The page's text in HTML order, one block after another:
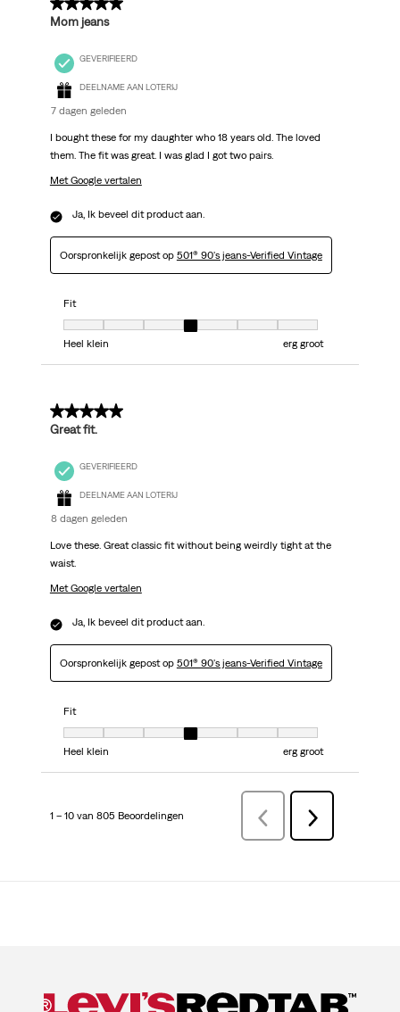
5 van 5 sterren.
Mom jeans
GEVERIFIEERD
DEELNAME AAN LOTERIJ
7 dagen geleden
I bought these for my daughter who 18 years old. The loved
them. The fit was great. I was glad I got two pairs.
Met Google vertalen
Ja, Ik beveel dit product aan.
Oorspronkelijk gepost op 501® 90's jeans-Verified Vintage
Fit
Fit, 4 van 7, waarbij 1 gelijk is aan Heel klein en 7 gelijk is aan erg groot
Heel klein
erg groot
5 van 5 sterren.
Great fit.
GEVERIFIEERD
DEELNAME AAN LOTERIJ
8 dagen geleden
Love these. Great classic fit without being weirdly tight at the
waist.
Met Google vertalen
Ja, Ik beveel dit product aan.
Oorspronkelijk gepost op 501® 90's jeans-Verified Vintage
Fit
Fit, 4 van 7, waarbij 1 gelijk is aan Heel klein en 7 gelijk is aan erg groot
Heel klein
erg groot
1 – 10 van 805 Beoordelingen VorigeBeoordelingen
Volgende
Beoordelingen